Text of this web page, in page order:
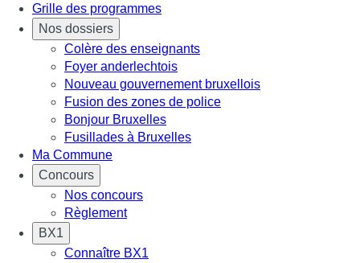
Grille des programmes
Nos dossiers
Colère des enseignants
Foyer anderlechtois
Nouveau gouvernement bruxellois
Fusion des zones de police
Bonjour Bruxelles
Fusillades à Bruxelles
Ma Commune
Concours
Nos concours
Règlement
BX1
Connaître BX1